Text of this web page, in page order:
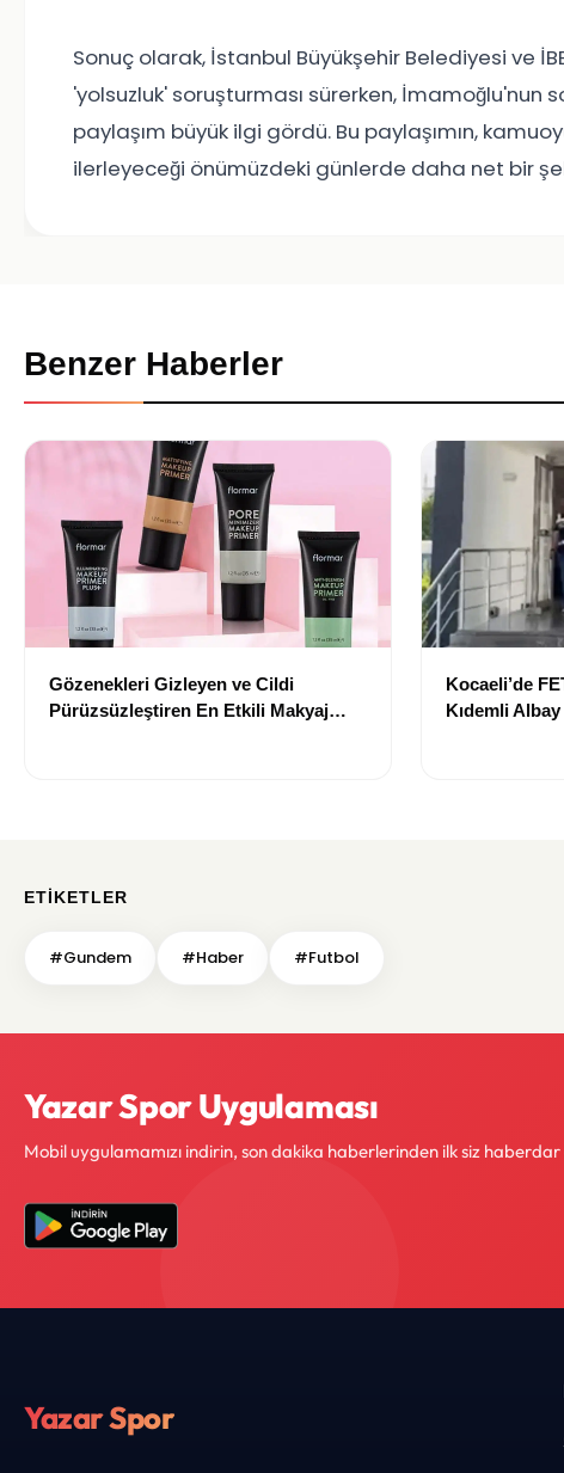
Sonuç olarak, İstanbul Büyükşehir Belediyesi ve
'yolsuzluk' soruşturması sürerken, İmamoğlu'nun
paylaşım büyük ilgi gördü. Bu paylaşımın,
ilerleyeceği önümüzdeki günlerde daha net bir
Benzer Haberler
Gözenekleri Gizleyen ve Cildi
Pürüzsüzleştiren En Etkili Makyaj
Kocaeli’de
Kıdemli Albay
ETIKETLER
#Gundem #Haber #Futbol
Yazar Spor Uygulaması
Mobil uygulamamızı indirin, son dakika haberlerinden ilk siz haberdar
Yazar Spor